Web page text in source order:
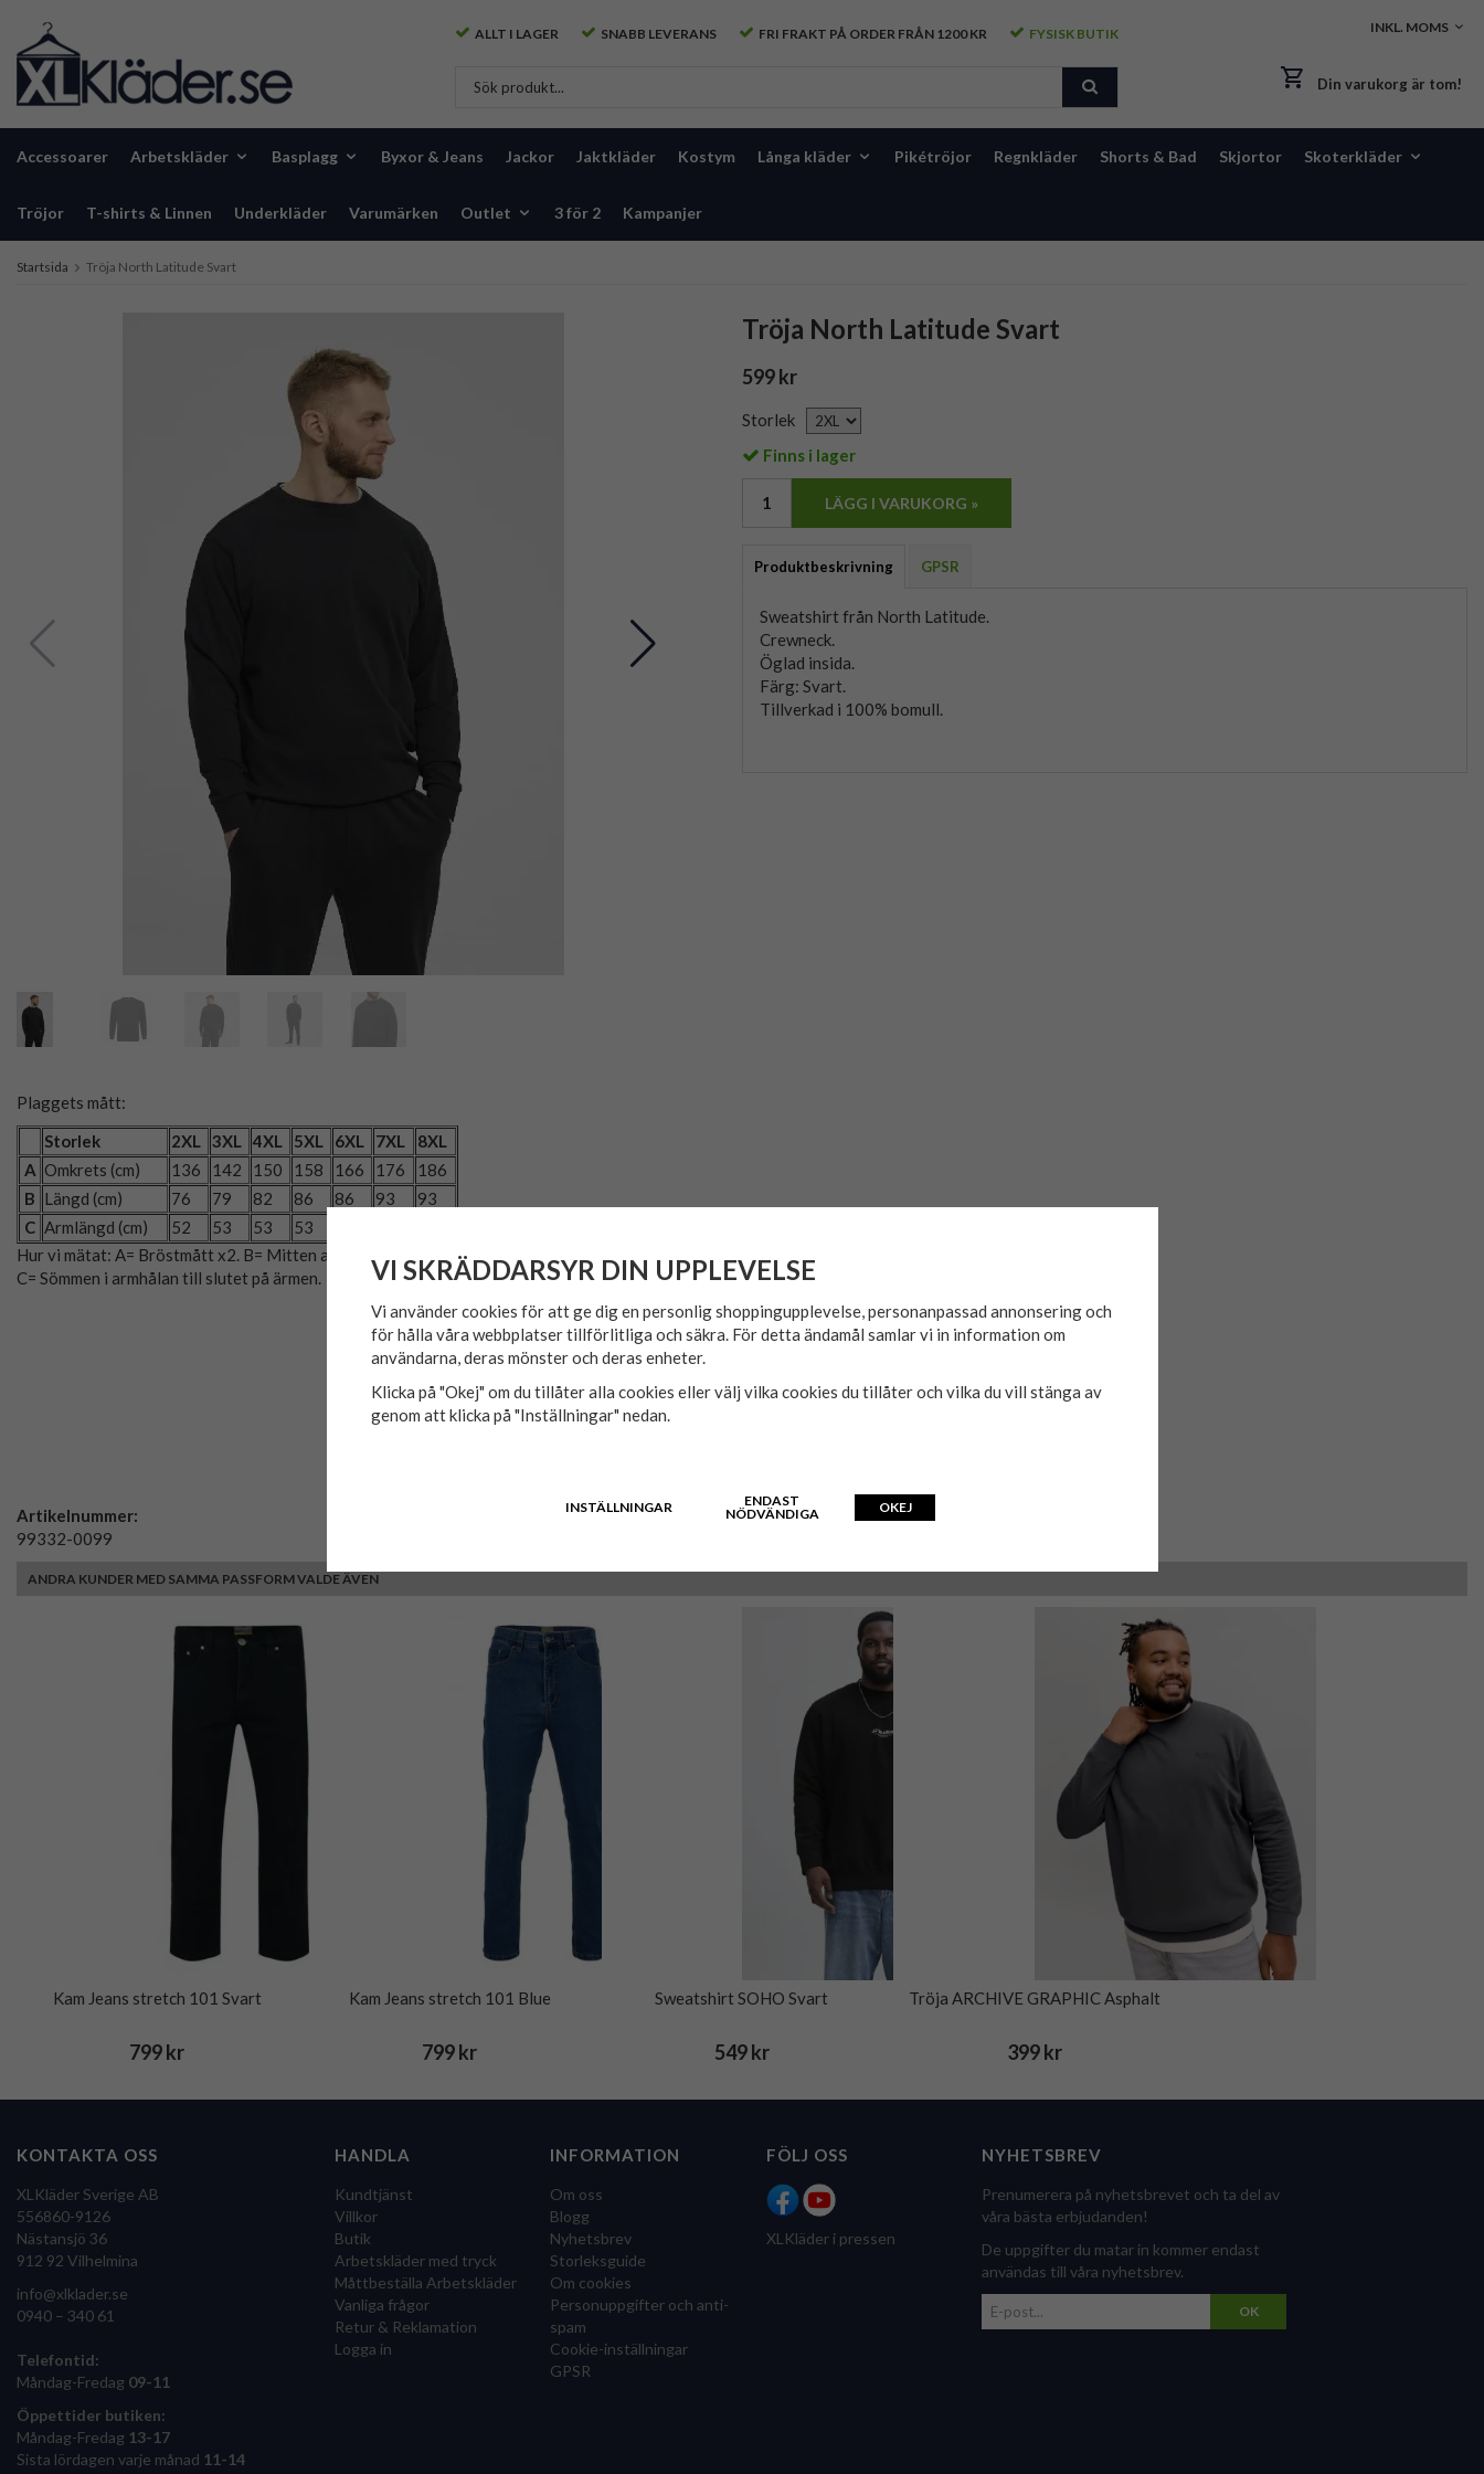
ALLT I LAGER SNABB LEVERANS FRI FRAKT PÅ ORDER FRÅN 1200 KR FYSISK BUTIK
Din varukorg är tom!
Accessoarer Arbetskläder Basplagg Byxor & Jeans Jackor Jaktkläder Kostym Långa kläder Pikétröjor Regnkläder Shorts & Bad Skjortor Skoterkläder
Tröjor T-shirts & Linnen Underkläder Varumärken Outlet 3 för 2 Kampanjer
Startsida Tröja North Latitude Svart
Tröja North Latitude Svart
599 kr
Storlek
Finns i lager
LÄGG I VARUKORG »
Produktbeskrivning GPSR
Sweatshirt från North Latitude.
Crewneck.
Öglad insida.
Färg: Svart.
Tillverkad i 100% bomull.
Plaggets mått:
Storlek
2XL 3XL 4XL 5XL 6XL 7XL
8XL
A Omkrets (cm) 136 142 150 158 166 176
186
B Längd (cm) 76 79 82 86 86 93
93
C Armlängd (cm) 52 53 53 53
Hur vi mätat: A= Bröstmått x2. B= Mitten av axeln till plaggets slut.
C= Sömmen i armhålan till slutet på ärmen.
Artikelnummer:
99332-0099
ANDRA KUNDER MED SAMMA PASSFORM VALDE ÄVEN
Kam Jeans stretch 101 Svart
799 kr
Kam Jeans stretch 101 Blue
799 kr
Sweatshirt SOHO Svart
549 kr
Tröja ARCHIVE GRAPHIC Asphalt
399 kr
KONTAKTA OSS
XLKläder Sverige AB
556860-9126
Nästansjö 36
912 92 Vilhelmina
info@xlklader.se
0940 – 340 61
Telefontid:
Måndag-Fredag 09-11
Öppettider butiken:
Måndag-Fredag 13-17
Sista lördagen varje månad 11-14
HANDLA
Kundtjänst
Villkor
Butik
Arbetskläder med tryck
Måttbeställa Arbetskläder
Vanliga frågor
Retur & Reklamation
Logga in
INFORMATION
Om oss
Blogg
Nyhetsbrev
Storleksguide
Om cookies
Personuppgifter och anti-
spam
Cookie-inställningar
GPSR
FÖLJ OSS
XLKläder i pressen
NYHETSBREV
Prenumerera på nyhetsbrevet och ta del av
våra bästa erbjudanden!
De uppgifter du matar in kommer endast
användas till våra nyhetsbrev.
OK
VI SKRÄDDARSYR DIN UPPLEVELSE
Vi använder cookies för att ge dig en personlig shoppingupplevelse, personanpassad annonsering och
för hålla våra webbplatser tillförlitliga och säkra. För detta ändamål samlar vi in information om
användarna, deras mönster och deras enheter.
Klicka på "Okej" om du tillåter alla cookies eller välj vilka cookies du tillåter och vilka du vill stänga av
genom att klicka på "Inställningar" nedan.
INSTÄLLNINGAR
ENDAST
NÖDVÄNDIGA
OKEJ